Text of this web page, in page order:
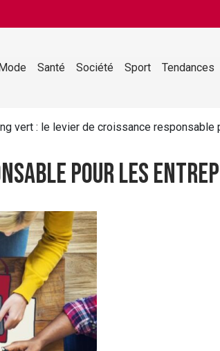
Santé Société Sport Tendances
vert : le levier de croissance responsable
pour les